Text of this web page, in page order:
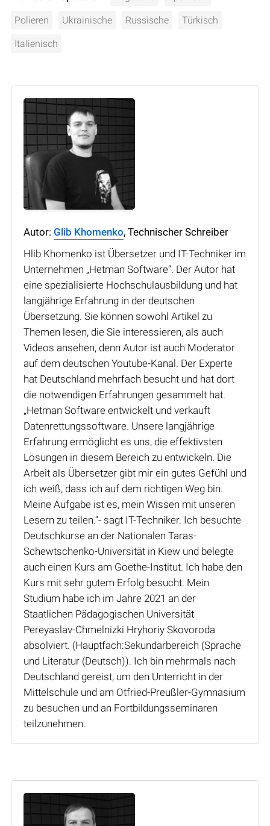
Polieren Ukrainische Russische Türkisch
Italienisch
Autor: Glib Khomenko, Technischer Schreiber
Hlib Khomenko ist Übersetzer und IT-Techniker im
Unternehmen „Hetman Software“. Der Autor hat
eine spezialisierte Hochschulausbildung und hat
langjährige Erfahrung in der deutschen
Übersetzung. Sie können sowohl Artikel zu
Themen lesen, die Sie interessieren, als auch
Videos ansehen, denn Autor ist auch Moderator
auf dem deutschen Youtube-Kanal. Der Experte
hat Deutschland mehrfach besucht und hat dort
die notwendigen Erfahrungen gesammelt hat.
„Hetman Software entwickelt und verkauft
Datenrettungssoftware. Unsere langjährige
Erfahrung ermöglicht es uns, die effektivsten
Lösungen in diesem Bereich zu entwickeln. Die
Arbeit als Übersetzer gibt mir ein gutes Gefühl und
ich weiß, dass ich auf dem richtigen Weg bin.
Meine Aufgabe ist es, mein Wissen mit unseren
Lesern zu teilen.“- sagt IT-Techniker. Ich besuchte
Deutschkurse an der Nationalen Taras-
Schewtschenko-Universität in Kiew und belegte
auch einen Kurs am Goethe-Institut. Ich habe den
Kurs mit sehr gutem Erfolg besucht. Mein
Studium habe ich im Jahre 2021 an der
Staatlichen Pädagogischen Universität
Pereyaslav-Chmelnizki Hryhoriy Skovoroda
absolviert. (Hauptfach:Sekundarbereich (Sprache
und Literatur (Deutsch)). Ich bin mehrmals nach
Deutschland gereist, um den Unterricht in der
Mittelschule und am Otfried-Preußler-Gymnasium
zu besuchen und an Fortbildungsseminaren
teilzunehmen.